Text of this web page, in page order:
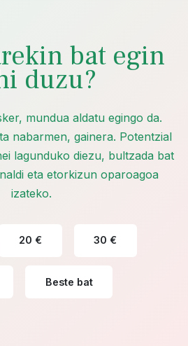
bat egin
duzu?
mundua aldatu egingo da.
nabarmen, gainera. Potentzial
lagunduko diezu, bultzada bat
eta etorkizun oparoagoa
izateko.
20 € 30 €
Beste bat